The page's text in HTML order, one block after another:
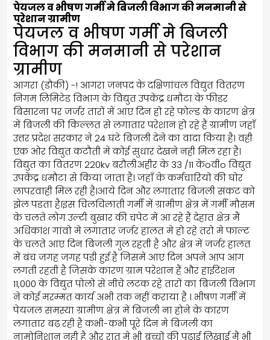
पेयजल व भीषण गर्मी मे बिजली विभाग की मनमानी से
परेशान ग्रामीण
पेयजल व भीषण गर्मी मे बिजली
विभाग की मनमानी से परेशान
ग्रामीण
आगरा (डौकी) -! आगरा जनपद के दक्षिणांचल विद्युत वितरण
निगम लिमिटेड विभाग के विद्युत उपकेंद्र धमौटा के फीडर
बिसारना पर जर्जर तारों में आए दिन हो रहे फोल्ड के कारण क्षेत्र
में बिजली की किल्लत से लगातार परेशान हो रहे हैं ग्रामीण जहाँ
उत्तर प्रदेश सरकार ने 24 घंटे बिजली देने का वादा किया है। वही
एक ओर विद्युत कटौती मे कोई सुधार देखने नही मिल रहा है।
विद्युत का वितरण 220kv बरौलीअहीर के 33 /11 केoवीo विद्युत
उपकेंद्र धमौटा से किया जाता है। जहाँ के कर्मचारियों की घोर
लापरवाही मिल रही है।आये दिन और लगातार बिजली संकट को
झेल पडता है।इस चिलचिलाती गर्मी में ग्रामीण क्षेत्र में गर्मी मौसम
के चलते लोग उल्टी बुखार की चपेट में आ रहे हैं देहात क्षेत्र मैं
अधिकांश गांवो मे लगातार जर्जर हालत मे हो रहे तरो मे फाल्ट
के चलते आए दिन बिजली गुल रहती है और क्षेत्र में जर्जर हालत
में बंच जगह जगह पड़ी हुई है जिसमें आए दिन अपने आप आग
लगती रहती है जिसके कारण ग्राम परेशान हैं और हाईटेंशन
11,000 के विद्युत पोलो से नीचे लटक रहे तारों का बिजली विभाग
ने कोई मरम्मत कार्य अभी तक नहीं कराया है । भीषण गर्मी में
पेयजल समस्या ग्रामीण क्षेत्र में बिजली ना होने के कारण
लगातार बढ़ रही है कभी-कभी पूरे दिन मे बिजली का
नामोनिशान नही है और रात मे भी बच्चों की पढ़ाई लिखाई मैं भी